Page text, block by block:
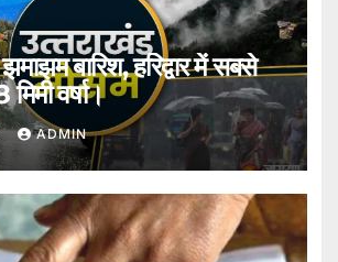
बारिश, हरिद्वार में सबसे
वर्षा।
ADMIN